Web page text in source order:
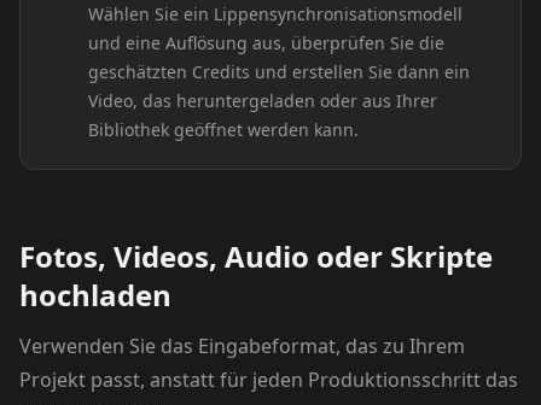
Wählen Sie ein Lippensynchronisationsmodell
und eine Auflösung aus, überprüfen Sie die
geschätzten Credits und erstellen Sie dann ein
Video, das heruntergeladen oder aus Ihrer
Bibliothek geöffnet werden kann.
Fotos, Videos, Audio oder Skripte
hochladen
Verwenden Sie das Eingabeformat, das zu Ihrem
Projekt passt, anstatt für jeden Produktionsschritt das